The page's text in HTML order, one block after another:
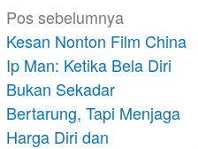
Navigasi
pos
Pos sebelumnya
Kesan Nonton Film China
Ip Man: Ketika Bela Diri
Bukan Sekadar
Bertarung, Tapi Menjaga
Harga Diri dan